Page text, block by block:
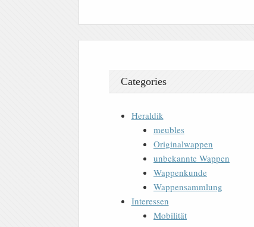
Categories
Heraldik
meubles
Originalwappen
unbekannte Wappen
Wappenkunde
Wappensammlung
Interessen
Mobilität